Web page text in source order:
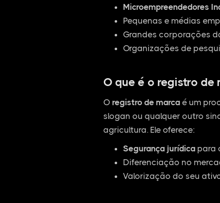
Microempreendedores
Pequenas e médias
Grandes corporações
Organizações de
O que é o registro de
O registro de marcaé um
slogan ou qualquer outro
agricultura. Ele oferece:
Segurança jurídicapara
Diferenciação no
Valorização do seu